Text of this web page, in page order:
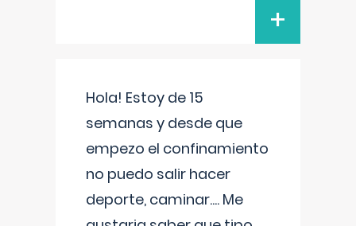
+
Hola! Estoy de 15
semanas y desde que
empezo el confinamiento
no puedo salir hacer
deporte, caminar.... Me